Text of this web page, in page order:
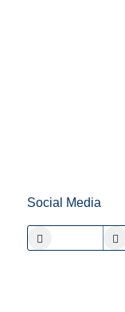
Social Media